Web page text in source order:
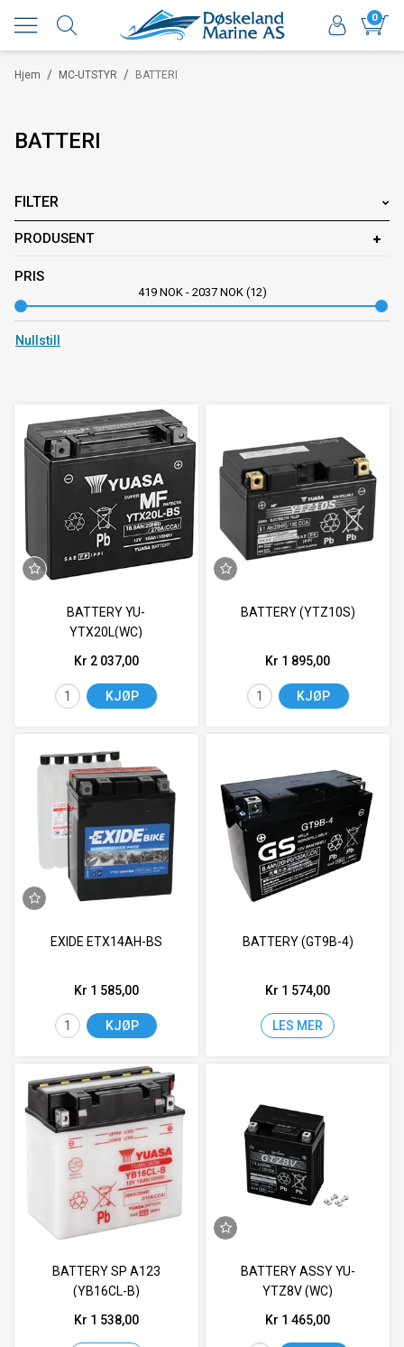
0
/
Hjem /
MC-UTSTYR BATTERI
BATTERI
FILTER
PRODUSENT
PRIS
419 NOK - 2037 NOK 12
Nullstill
BATTERY YU-
YTX20L(WC)
Kr 2 037,00
KJØP
BATTERY (YTZ10S)
Kr 1 895,00
KJØP
EXIDE ETX14AH-BS
Kr 1 585,00
KJØP
BATTERY (GT9B-4)
Kr 1 574,00
LES MER
BATTERY SP A123
(YB16CL-B)
Kr 1 538,00
BATTERY ASSY YU-
YTZ8V (WC)
Kr 1 465,00